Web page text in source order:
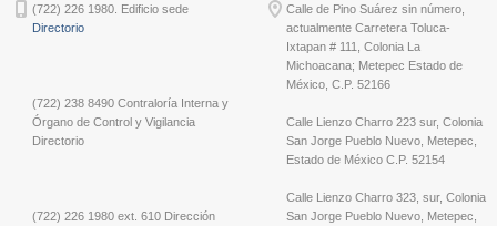
(722) 226 1980. Edificio sede
Directorio
(722) 238 8490 Contraloría Interna y
Órgano de Control y Vigilancia
Directorio
(722) 226 1980 ext. 610 Dirección
Calle de Pino Suárez sin número,
actualmente Carretera Toluca-
Ixtapan # 111, Colonia La
Michoacana; Metepec Estado de
México, C.P. 52166
Calle Lienzo Charro 223 sur, Colonia
San Jorge Pueblo Nuevo, Metepec,
Estado de México C.P. 52154
Calle Lienzo Charro 323, sur, Colonia
San Jorge Pueblo Nuevo, Metepec,